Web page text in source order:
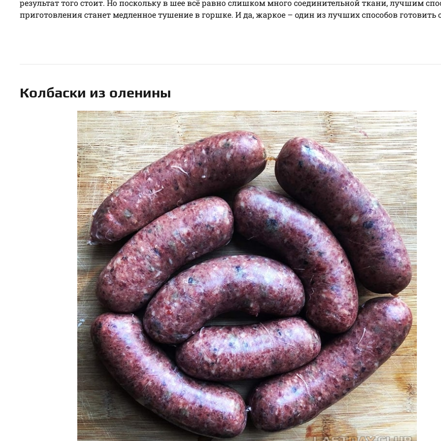
результат того стоит. Но поскольку в шее всё равно слишком много соединительной ткани, лучшим
приготовления станет медленное тушение в горшке. И да, жаркое – один из лучших способов готовить
Колбаски из оленины